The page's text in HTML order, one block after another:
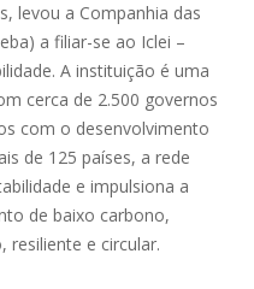
levou a Companhia das
a filiar-se ao Iclei –
A instituição é uma
cerca de 2.500 governos
com o desenvolvimento
de 125 países, a rede
e impulsiona a
de baixo carbono,
resiliente e circular.